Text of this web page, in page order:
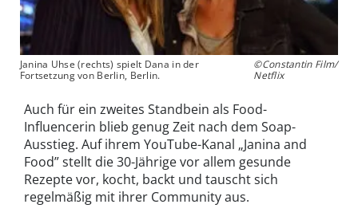
Janina Uhse (rechts) spielt Dana in der
Fortsetzung von Berlin, Berlin.
©Constantin Film/
Netflix
Auch für ein zweites Standbein als Food-
Influencerin blieb genug Zeit nach dem Soap-
Ausstieg. Auf ihrem YouTube-Kanal „Janina and
Food” stellt die 30-Jährige vor allem gesunde
Rezepte vor, kocht, backt und tauscht sich
regelmäßig mit ihrer Community aus.